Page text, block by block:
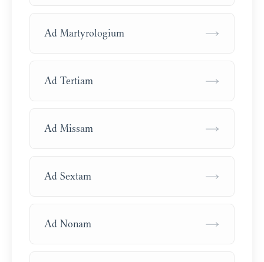
Ad Martyrologium →
Ad Tertiam →
Ad Missam →
Ad Sextam →
Ad Nonam →